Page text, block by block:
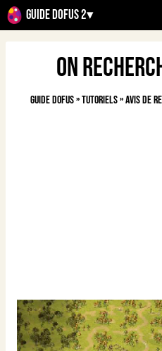
Guide Dofus 2▾
On
Guide Dofus»Tutoriels»Avis de